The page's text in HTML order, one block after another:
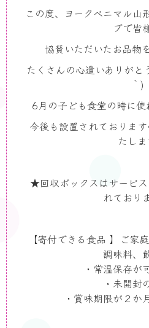
この度、ヨークベニマル山
ブで皆
協賛いただいたお品物
たくさんの心遣いありが
｀)
6月の子ども食堂の時に使
今後も設置されておりま
たし
★回収ボックスはサービ
れており
【寄付できる食品 】ご家
調味料、
・常温保存が
・未開封
・賞味期限が２か